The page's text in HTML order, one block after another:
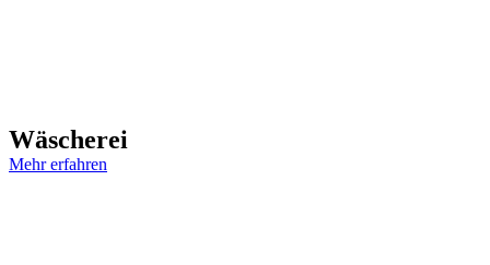
Wäscherei
Mehr erfahren